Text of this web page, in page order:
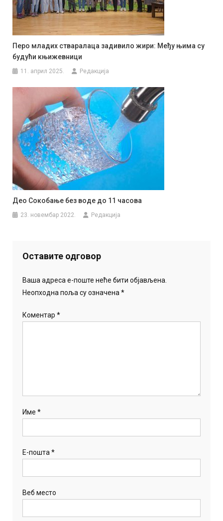
Перо младих стваралаца задивило жири: Међу њима су
будући књижевници
11. април 2025. Редакција
Део Сокобање без воде до 11 часова
23. новембар 2022. Редакција
Оставите одговор
Ваша адреса е-поште неће бити објављена.
Неопходна поља су означена*
Коментар*
Име*
Е-пошта*
Веб место